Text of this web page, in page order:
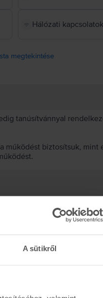
A sütikről
Hálózati kapcsolatok
megtekintése
tanúsítvánnyal
működést biztosítsuk, mint